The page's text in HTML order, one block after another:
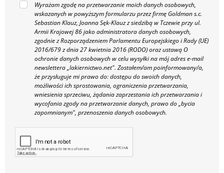
Wyrażam zgodę na przetwarzanie moich danych osobowych,
wskazanych w powyższym formularzu przez firmę Goldman s.c.
Sebastian Klauz, Joanna Sęk-Klauz z siedzibą w Tczewie przy ul.
Armii Krajowej 86 jako administratora danych osobowych,
zgodnie z Rozporządzeniem Parlamentu Europejskiego i Rady (UE)
2016/679 z dnia 27 kwietnia 2016 (RODO) oraz ustawą O
ochronie danych osobowych w celu wysyłki na mój adres e-mail
newslettera „lakiernictwo.net". Zostałem/am poinformowany/a,
że przysługuje mi prawo do: dostępu do swoich danych,
możliwości ich sprostowania, ograniczenia przetwarzania,
wniesienia sprzeciwu, żądania zaprzestania ich przetwarzania i
wycofania zgody na przetwarzanie danych, prawo do „bycia
zapomnianym", przenoszenia danych osobowych.